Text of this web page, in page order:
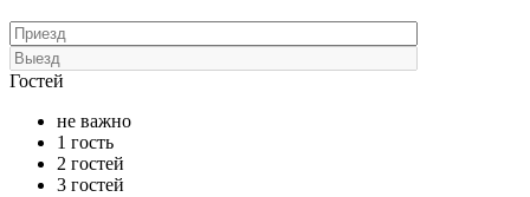
Гостей
не важно
1 гость
2 гостей
3 гостей